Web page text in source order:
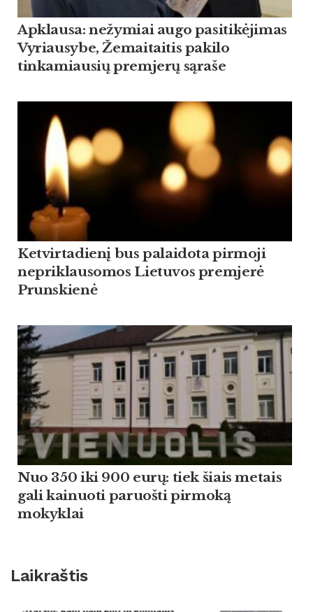
Apklausa: nežymiai augo pasitikėjimas
Vyriausybe, Žemaitaitis pakilo
tinkamiausių premjerų sąraše
Ketvirtadienį bus palaidota pirmoji
nepriklausomos Lietuvos premjerė
Prunskienė
Nuo 350 iki 900 eurų: tiek šiais metais
gali kainuoti paruošti pirmoką
mokyklai
Laikraštis